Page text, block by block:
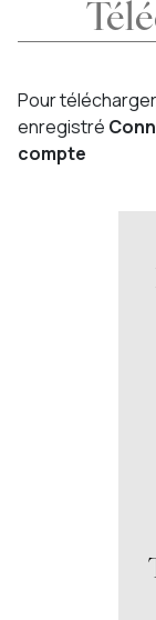
Pour
enregistré
compte